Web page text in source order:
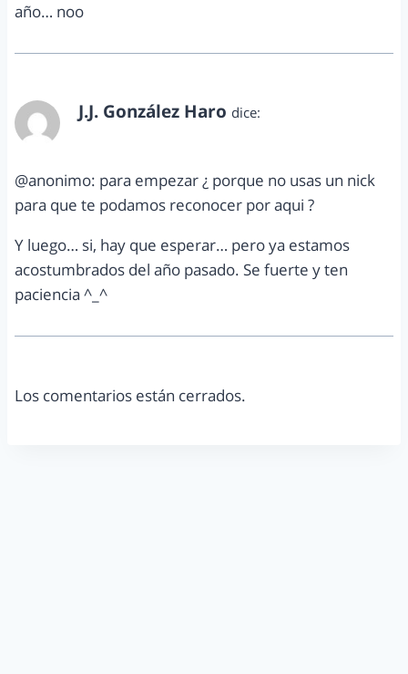
año… noo
J.J. González Haro dice:
@anonimo: para empezar ¿ porque no usas un nick
para que te podamos reconocer por aqui ?
Y luego… si, hay que esperar… pero ya estamos
acostumbrados del año pasado. Se fuerte y ten
paciencia ^_^
Los comentarios están cerrados.